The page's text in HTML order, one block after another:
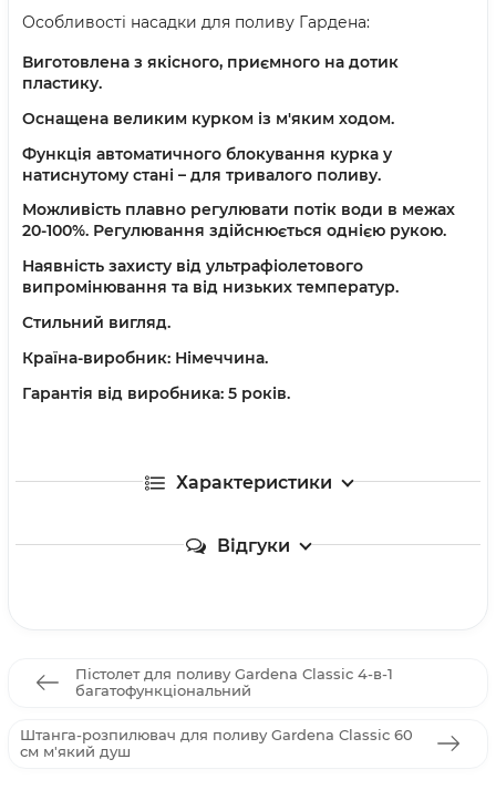
Особливості насадки для поливу Гардена:
Виготовлена з якісного, приємного на дотик
пластику.
Оснащена великим курком із м'яким ходом.
Функція автоматичного блокування курка у
натиснутому стані – для тривалого поливу.
Можливість плавно регулювати потік води в межах
20-100%. Регулювання здійснюється однією рукою.
Наявність захисту від ультрафіолетового
випромінювання та від низьких температур.
Стильний вигляд.
Країна-виробник: Німеччина.
Гарантія від виробника: 5 років.
Характеристики
Відгуки
Пістолет для поливу Gardena Classic 4-в-1
багатофункціональний
Штанга-розпилювач для поливу Gardena Classic 60
см м'який душ